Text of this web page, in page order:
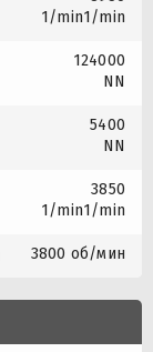
1/min1/min
124000
NN
5400
NN
3850
1/min1/min
3800 об/мин